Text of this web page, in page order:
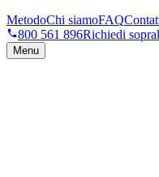
MetodoChi siamoFAQ
800 561 896Richiedi
Menu